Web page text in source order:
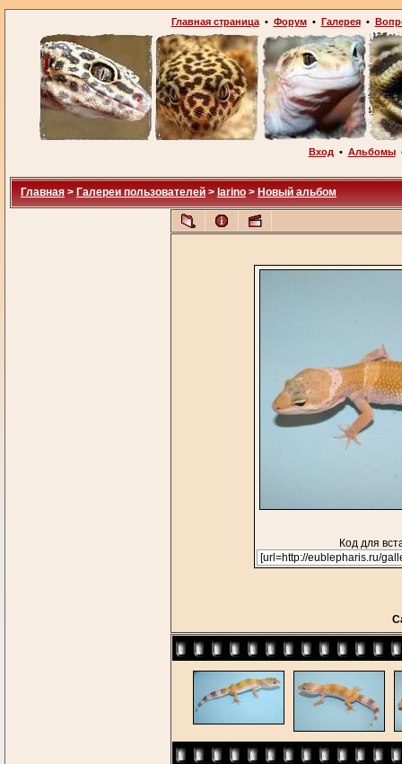
Главная страница• Форум• Галерея•
Вход • Альбомы
Главная > Галереи пользователей > larino > Новый альбом
Код для